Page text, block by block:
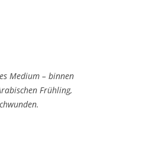
Medium – binnen
Frühling,